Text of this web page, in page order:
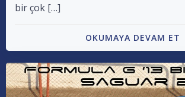
bir çok […]
OKUMAYA DEVAM ET